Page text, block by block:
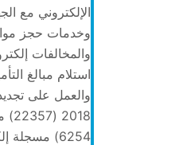
الإلكتروني مع
وخدمات حجز
والمخالفات
استلام مبالغ
والعمل على
6254) مسجلة إلكترونيا.